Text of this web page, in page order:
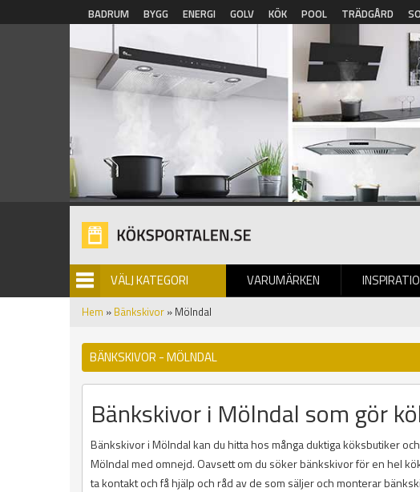
Hoppa till huvudinnehåll
BADRUM BYGG ENERGI GOLV KÖK POOL TRÄDGÅRD
VÄLJ KATEGORI VARUMÄRKEN
BILDGALLERI
Hem » Bänkskivor » Mölndal
BÄNKSKIVOR - MÖLNDAL
Bänkskivor i Mölndal som gör
Bänkskivor i Mölndal kan du hitta hos många duktiga köksbutiker
Mölndal med omnejd. Oavsett om du söker bänkskivor för en hel
ta kontakt och få hjälp och råd av de som säljer och monterar